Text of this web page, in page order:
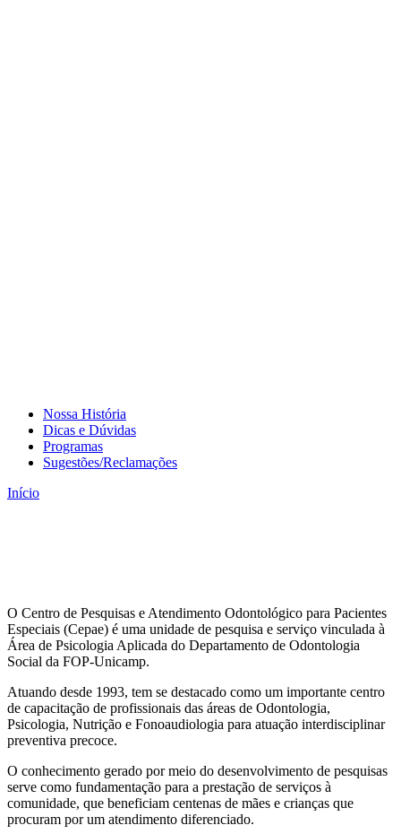
Nossa História
Dicas e Dúvidas
Programas
Sugestões/Reclamações
Início
O Centro de Pesquisas e Atendimento Odontológico para Pacientes
Especiais (Cepae) é uma unidade de pesquisa e serviço vinculada à
Área de Psicologia Aplicada do Departamento de Odontologia
Social da FOP-Unicamp.
Atuando desde 1993, tem se destacado como um importante centro
de capacitação de profissionais das áreas de Odontologia,
Psicologia, Nutrição e Fonoaudiologia para atuação interdisciplinar
preventiva precoce.
O conhecimento gerado por meio do desenvolvimento de pesquisas
serve como fundamentação para a prestação de serviços à
comunidade, que beneficiam centenas de mães e crianças que
procuram por um atendimento diferenciado.